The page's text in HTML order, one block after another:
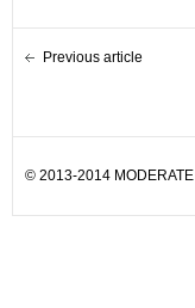
Previous article
© 2013-2014